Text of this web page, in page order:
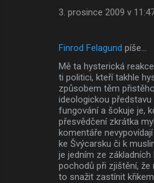
3. prosince 2009 v
Finrod Felagund píše…
Mě ta hysterická
ti politici, kteří takhle
způsobem těm
ideologickou
fungování a šokuje je,
přesvědčení zkrátka
komentáře
ke Švýcarsku či k
je jedním ze
pochodů při zjištění, že
to snažit zastínit křikem.